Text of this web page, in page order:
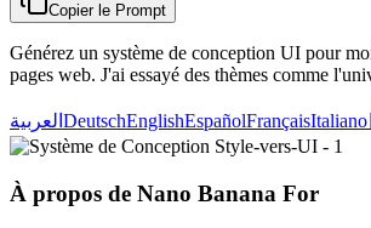
Copier le Prompt
Générez un système de conception UI pour
pages web. J'ai essayé des thèmes comme
العربية DeutschEnglishEspañolFrançaisItaliano
À propos de Nano Banana For